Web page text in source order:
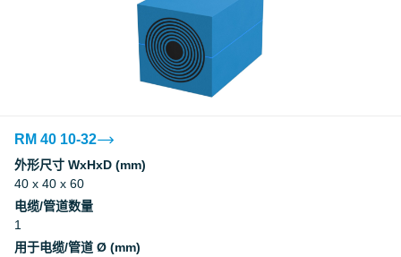
RM 40 10-32
外形尺寸 WxHxD (mm)
40 x 40 x 60
电缆/管道数量
1
用于电缆/管道 Ø (mm)